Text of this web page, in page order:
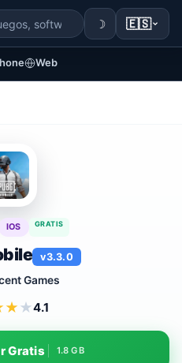
☽ 🇪🇸
Web
IOS GRATIS
v3.3.0
Games
★★4.1
Gratis 1.8 GB